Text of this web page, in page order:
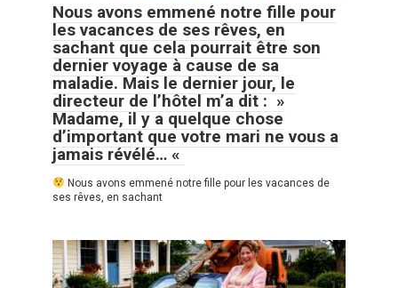
Nous avons emmené notre fille pour
les vacances de ses rêves, en
sachant que cela pourrait être son
dernier voyage à cause de sa
maladie. Mais le dernier jour, le
directeur de l’hôtel m’a dit : »
Madame, il y a quelque chose
d’important que votre mari ne vous a
jamais révélé… «
Nous avons emmené notre fille pour les vacances de
ses rêves, en sachant